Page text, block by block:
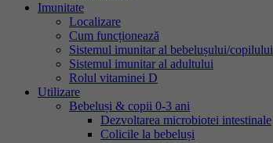
Imunitate
Localizare
Cum funcționează
Sistemul imunitar al bebelușului/copilului
Sistemul imunitar al adultului
Rolul vitaminei D
Utilizare
Bebeluși & copii 0-3 ani
Dezvoltarea microbiotei intestinale
Colicile la bebeluși